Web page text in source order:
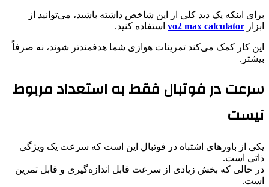
برای اینکه یک دید کلی از این شاخص داشته باشید، می‌توانید از
ابزار vo2 max calculator استفاده کنید.
این کار کمک می‌کند تمرینات هوازی شما هدفمندتر شوند، نه صرفاً
بیشتر.
سرعت در فوتبال فقط به استعداد مربوط
نیست
یکی از باورهای اشتباه در فوتبال این است که سرعت یک ویژگی
ذاتی است.
در حالی که بخش زیادی از سرعت قابل اندازه‌گیری و قابل تمرین
است.